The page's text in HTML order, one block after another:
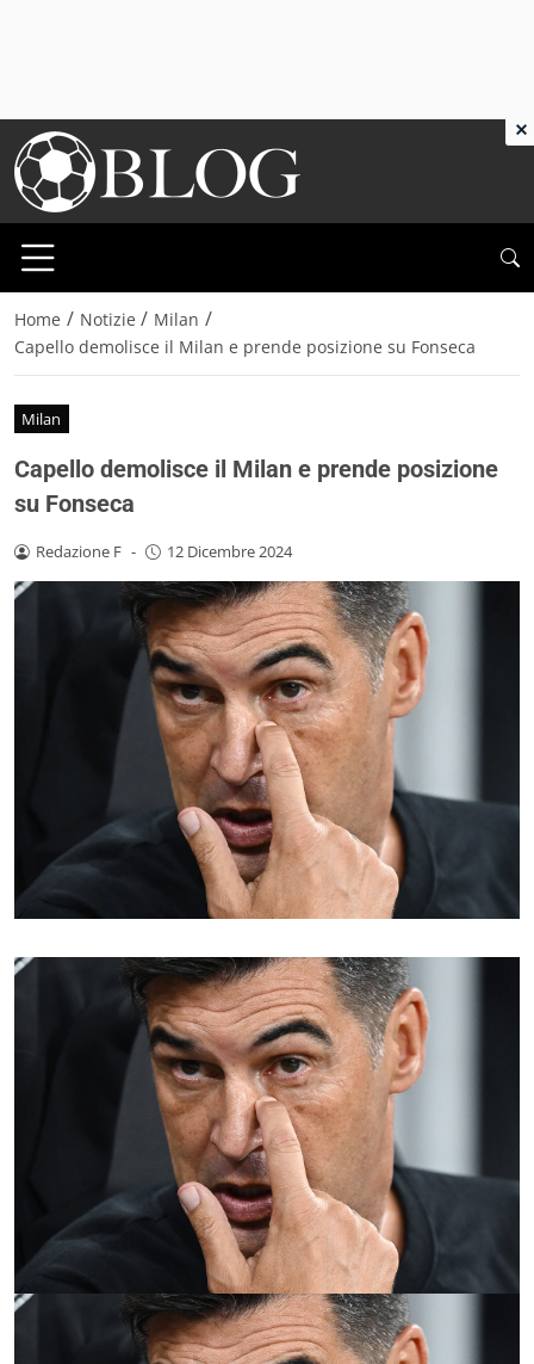
Home / Notizie / Milan /
Capello demolisce il Milan e prende posizione su Fonseca
Milan
Capello demolisce il Milan e prende posizione
su Fonseca
Redazione F - 12 Dicembre 2024
×